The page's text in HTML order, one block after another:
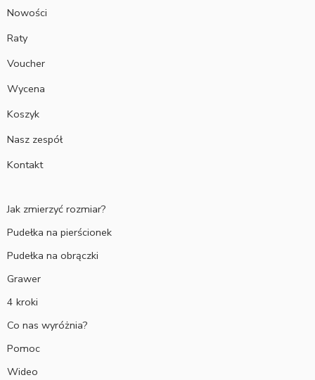
Nowości
Raty
Voucher
Wycena
Koszyk
Nasz zespół
Kontakt
Jak zmierzyć rozmiar?
Pudełka na pierścionek
Pudełka na obrączki
Grawer
4 kroki
Co nas wyróżnia?
Pomoc
Wideo